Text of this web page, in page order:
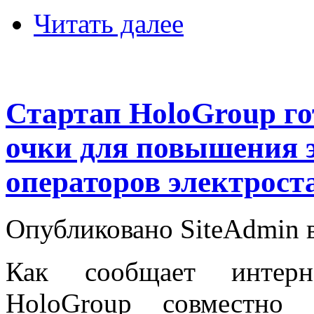
Читать далее
Стартап HoloGroup
очки для повышения
операторов
Опубликовано SiteAdmin
Как сообщает
HoloGroup